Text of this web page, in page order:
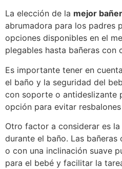
La elección de la mejor
abrumadora para los padres
opciones disponibles en el
plegables hasta bañeras con
Es importante tener en
el baño y la seguridad del
con soporte o antideslizante
opción para evitar
Otro factor a considerar es
durante el baño. Las
o con una inclinación suave
para el bebé y facilitar la